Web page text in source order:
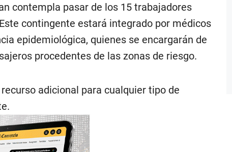
contempla pasar de los 15 trabajadores
contingente estará integrado por médicos
epidemiológica, quienes se encargarán de
procedentes de las zonas de riesgo.
adicional para cualquier tipo de